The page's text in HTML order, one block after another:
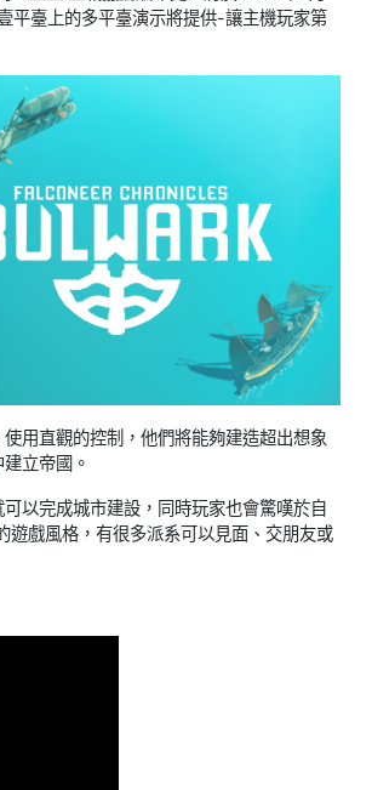
臺上的多平臺演示將提供-讓主機玩家第
用直觀的控制，他們將能夠建造超出想象
立帝國。
以完成城市建設，同時玩家也會驚嘆於自
戲風格，有很多派系可以見面、交朋友或